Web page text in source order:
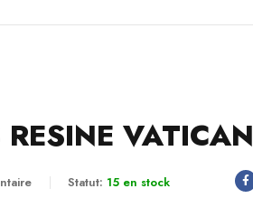
RESINE VATICAN
Statut: 15 en stock